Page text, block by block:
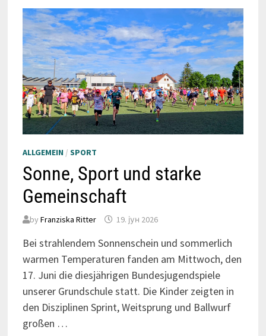
ALLGEMEIN / SPORT
Sonne, Sport und starke
Gemeinschaft
by Franziska Ritter 19. јун 2026
Bei strahlendem Sonnenschein und sommerlich
warmen Temperaturen fanden am Mittwoch, den
17. Juni die diesjährigen Bundesjugendspiele
unserer Grundschule statt. Die Kinder zeigten in
den Disziplinen Sprint, Weitsprung und Ballwurf
großen …